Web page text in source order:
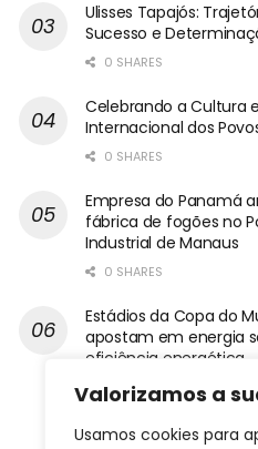
Valorizamos a
Usamos cookies para
Ulisses Tapajós:
Sucesso e
0 SHARES
Celebrando a Cultura
Internacional dos
0 SHARES
Empresa do Panamá
fábrica de fogões no
Industrial de Manaus
0 SHARES
Estádios da Copa do
apostam em energia
eficiência energética
0 SHARES